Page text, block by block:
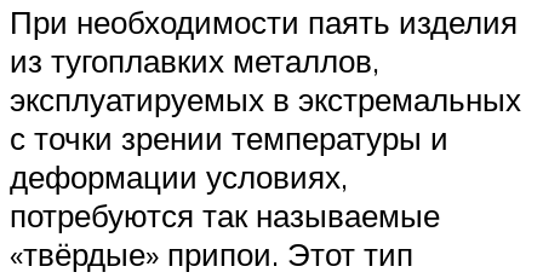
При необходимости паять изделия
из тугоплавких металлов,
эксплуатируемых в экстремальных
с точки зрении температуры и
деформации условиях,
потребуются так называемые
«твёрдые» припои. Этот тип